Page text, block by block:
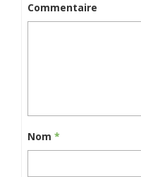
Commentaire
Nom *